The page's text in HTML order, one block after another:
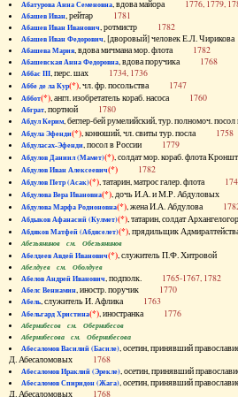
Абатурова Анна Семеновна, вдова майора 1776, 1779,
Абашев Иван, рейтар 1781
Абашев Иван Иванович, ротмистр 1782
Абашев Иван Федорович, [дворовый] человек Е.Л.
Абашева Мария, вдова мичмана мор. флота 1782
Абашевская Анна Федоровна, вдова поручика 1768
Аббас III, перс. шах 1734, 1736
Аббе де ла Кур(*), чл. фр. посольства 1747
Аббот(*), англ. изобретатель кораб. насоса 1760
Абграт, портной 1780
Абдул Керим, беглер-бей румелийский, тур. полномоч.
Абдула Эфенди(*), конюший, чл. свиты тур. посла 1758
Абдуласах-Эфенди, посол в России 1779
Абдулов Даниил (Мамет)(*), солдат мор. кораб. флота
Абдулов Иван Алексеевич(*) 1782
Абдулов Петр (Асак)(*), татарин, матрос галер. флота
Абдулова Вера Ивановна(*), дочь И.А. и М.Р. Абдуловых
Абдулова Марфа Родионовна(*), жена И.А. Абдулова
Абдыков Афанасий (Кулмет)(*), татарин, солдат
Абдяков Матфей (Абдяселет)(*), прядильщик
Абезьянинов см. Обезьянинов
Абелдеев Авдей Иванович(*), служитель П.Ф. Хитровой
Абелдуев см. Оболдуев
Абелов Андрей Иванович, подполк. 1765-1767, 1782
Абелс Вениамин, иностр. поручик 1770
Абель, служитель И. Афлика 1763
Абельгард Христина(*), иностранка 1776
Абернибесов см. Обернибесов
Абернибесова см. Обернибесова
Абесаломов Василий (Басиле), осетин, принявший
Д. Абесаломовых 1768
Абесаломов Ираклий (Эрекле), осетин, принявший
Абесаломов Спиридон (Жага), осетин, принявший
Д. Абесаломовых 1768